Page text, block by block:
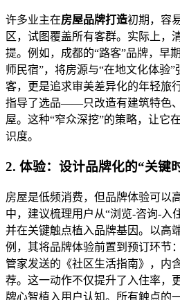
许多业主在房屋品牌打造初期，容
区，试图覆盖所有客群。实际上，
提。例如，成都的“路客”品牌，早
师民宿”，将房源与“在地文化体验
客，更是追求审美差异化的年轻旅
指导了选品——只改造有建筑特色
屋。这种“窄众深挖”的策略，让它
识度。
2. 体验：设计品牌化的“关键
房屋是低频消费，但品牌体验可以
中，建议梳理用户从“浏览-咨询-入
并在关键触点植入品牌基因。以高
例，其将品牌体验前置到预订环节
管家发送的《社区生活指南》，内
荐。这一动作不仅提升了入住率，
牌心智植入用户认知。所有触点的